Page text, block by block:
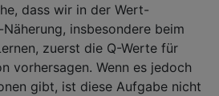
dass wir in der Wert-
Näherung, insbesondere beim
zuerst die Q-Werte für
vorhersagen. Wenn es jedoch
gibt, ist diese Aufgabe nicht